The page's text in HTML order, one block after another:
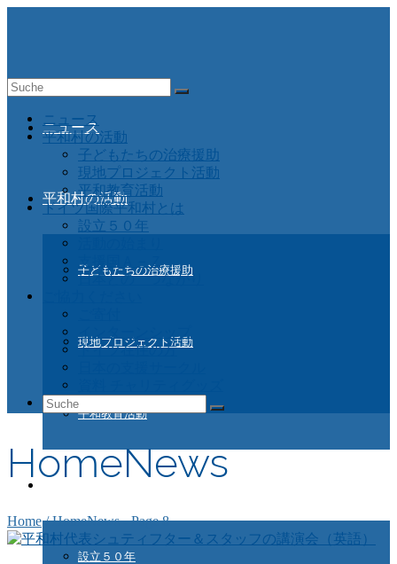
ニュース
平和村の活動
子どもたちの治療援助
現地プロジェクト活動
平和教育活動
設立５０年
Suche
ニュース
平和村の活動
子どもたちの治療援助
現地プロジェクト活動
平和教育活動
ドイツ国際平和村とは
設立５０年
支援国Ａ－Ｚ
日本との つながり
インターンシップ
ドイツ在住の方
Suche
nach:
HomeNews
Home / HomeNews- Page 8